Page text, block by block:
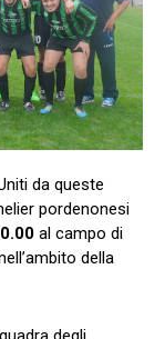
da queste
pordenonesi
al campo di
della